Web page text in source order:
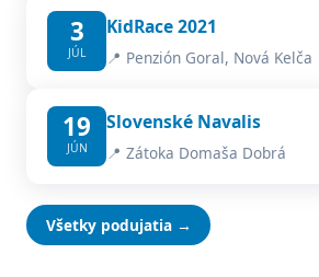
3
JÚL
KidRace 2021
📍 Penzión Goral, Nová Kelča
19
JÚN
Slovenské Navalis
📍 Zátoka Domaša Dobrá
Všetky podujatia →